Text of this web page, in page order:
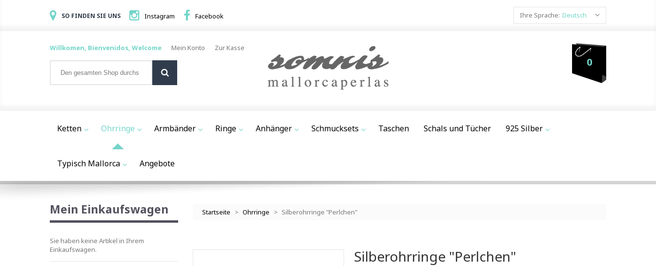
Ihre Sprache: Deutsch
SO FINDEN SIE UNS Instagram Facebook
0
Mein Konto Zur Kasse
Willkomen, Bienvenidos, Welcome
Ketten Ohrringe Armbänder Ringe Anhänger Schmucksets Taschen Schals und Tücher 925 Silber
Typisch Mallorca Angebote
Startseite > Ohrringe > Silberohrringe "Perlchen"
Silberohrringe "Perlchen"
Mein Einkaufswagen
Sie haben keine Artikel in Ihrem
Einkaufswagen.